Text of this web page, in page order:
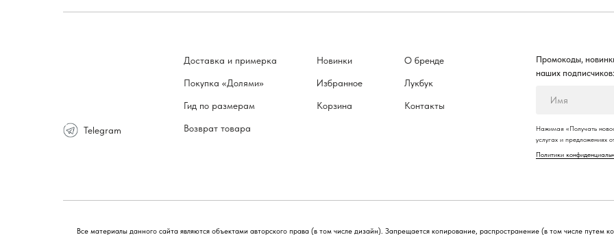
Доставка и примерка
Покупка «Долями»
Telegram Возврат товара
Гид по размерам
Новинки
Избранное
О бренде
Лукбук
Контакты
Промокоды,
наших подписчиков:
Нажимая «Получать
услугах и
Политики
Корзина
Все материалы данного сайта являются объектами авторского права (в том числе дизайн). Запрещается копирование, распространение (в том числе путем